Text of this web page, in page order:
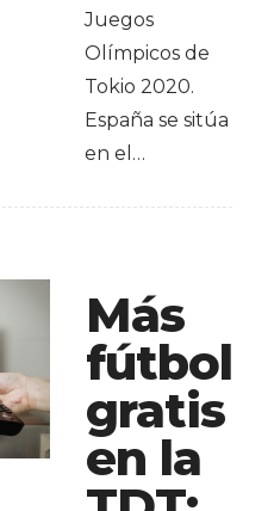
Juegos
Olímpicos de
Tokio 2020.
España se sitúa
en el…
Más
fútbol
gratis
en la